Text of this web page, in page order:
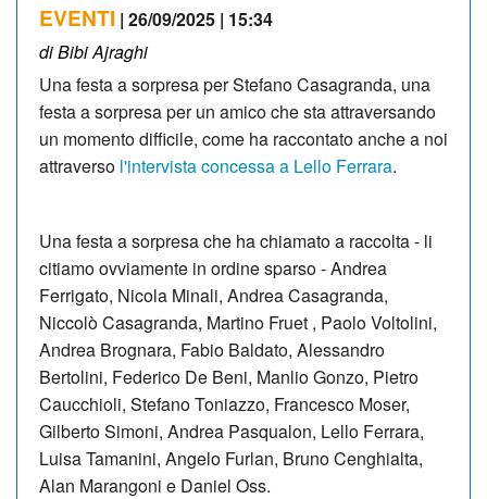
EVENTI | 26/09/2025 | 15:34
di Bibi Ajraghi
Una festa a sorpresa per Stefano Casagranda, una
festa a sorpresa per un amico che sta attraversando
un momento difficile, come ha raccontato anche a noi
attraverso l'intervista concessa a Lello Ferrara.
Una festa a sorpresa che ha chiamato a raccolta - li
citiamo ovviamente in ordine sparso - Andrea
Ferrigato, Nicola Minali, Andrea Casagranda,
Niccolò Casagranda, Martino Fruet , Paolo Voltolini,
Andrea Brognara, Fabio Baldato, Alessandro
Bertolini, Federico De Beni, ⁠Manlio Gonzo, Pietro
Caucchioli, Stefano ⁠Toniazzo, Francesco Moser,
Gilberto Simoni, Andrea Pasqualon, ⁠⁠Lello Ferrara,
Luisa Tamanini, Angelo Furlan, Bruno Cenghialta,
Alan Marangoni e Daniel Oss.